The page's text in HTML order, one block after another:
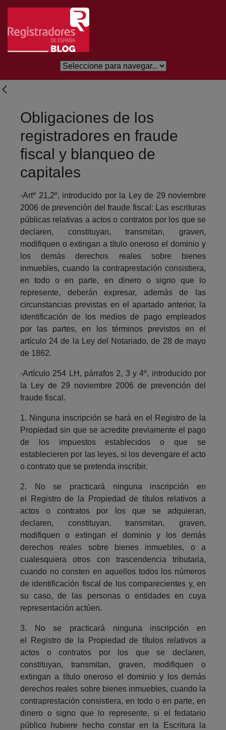
Salta al contingut principal
Obligaciones de los
registradores en fraude
fiscal y blanqueo de
capitales
-Artº 21,2º, introducido por la Ley de 29 noviembre
2006 de prevención del fraude fiscal: Las escrituras
públicas relativas a actos o contratos por los que se
declaren, constituyan, transmitan, graven,
modifiquen o extingan a título oneroso el dominio y
los demás derechos reales sobre bienes
inmuebles, cuando la contraprestación consistiera,
en todo o en parte, en dinero o signo que lo
represente, deberán expresar, además de las
circunstancias previstas en el apartado anterior, la
identificación de los medios de pago empleados
por las partes, en los términos previstos en el
artículo 24 de la Ley del Notariado, de 28 de mayo
de 1862.
-Artículo 254 LH, párrafos 2, 3 y 4º, introducido por
la Ley de 29 noviembre 2006 de prevención del
fraude fiscal.
1. Ninguna inscripción se hará en el Registro de la
Propiedad sin que se acredite previamente el pago
de los impuestos establecidos o que se
establecieren por las leyes, si los devengare el acto
o contrato que se pretenda inscribir.
2. No se practicará ninguna inscripción en
el Registro de la Propiedad de títulos relativos a
actos o contratos por los que se adquieran,
declaren, constituyan, transmitan, graven,
modifiquen o extingan el dominio y los demás
derechos reales sobre bienes inmuebles, o a
cualesquiera otros con trascendencia tributaria,
cuando no consten en aquellos todos los números
de identificación fiscal de los comparecientes y, en
su caso, de las personas o entidades en cuya
representación actúen.
3. No se practicará ninguna inscripción en
el Registro de la Propiedad de títulos relativos a
actos o contratos por los que se declaren,
constituyan, transmitan, graven, modifiquen o
extingan a título oneroso el dominio y los demás
derechos reales sobre bienes inmuebles, cuando la
contraprestación consistiera, en todo o en parte, en
dinero o signo que lo represente, si el fedatario
público hubiere hecho constar en la Escritura la